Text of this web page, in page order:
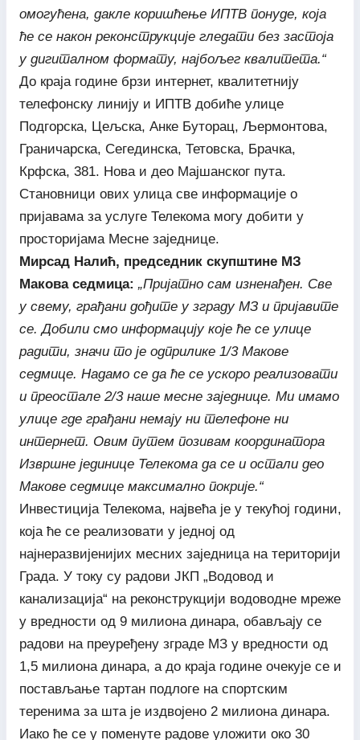
омогућена, дакле коришћење ИПТВ понуде, која
ће се након реконструкције гледати без застоја
у дигиталном формату, најбољег квалитета.“
До краја године брзи интернет, квалитетнију
телефонску линију и ИПТВ добиће улице
Подгорска, Цељска, Анке Буторац, Љермонтова,
Граничарска, Сегединска, Тетовска, Брачка,
Крфска, 381. Нова и део Мајшанског пута.
Становници ових улица све информације о
пријавама за услуге Телекома могу добити у
просторијама Месне заједнице.
Мирсад Налић, председник скупштине МЗ
Макова седмица: „Пријатно сам изненађен. Све
у свему, грађани дођите у зграду МЗ и пријавите
се. Добили смо информацију које ће се улице
радити, значи то је одприлике 1/3 Макове
седмице. Надамо се да ће се ускоро реализовати
и преостале 2/3 наше месне заједнице. Ми имамо
улице где грађани немају ни телефоне ни
интернет. Овим путем позивам координатора
Извршне јединице Телекома да се и остали део
Макове седмице максимално покрије.“
Инвестиција Телекома, највећа је у текућој години,
која ће се реализовати у једној од
најнеразвијенијих месних заједница на територији
Града. У току су радови ЈКП „Водовод и
канализација“ на реконструкцији водоводне мреже
у вредности од 9 милиона динара, обављају се
радови на преуређену зграде МЗ у вредности од
1,5 милиона динара, а до краја године очекује се и
постављање тартан подлоге на спортским
теренима за шта је издвојено 2 милиона динара.
Иако ће се у поменуте радове уложити око 30